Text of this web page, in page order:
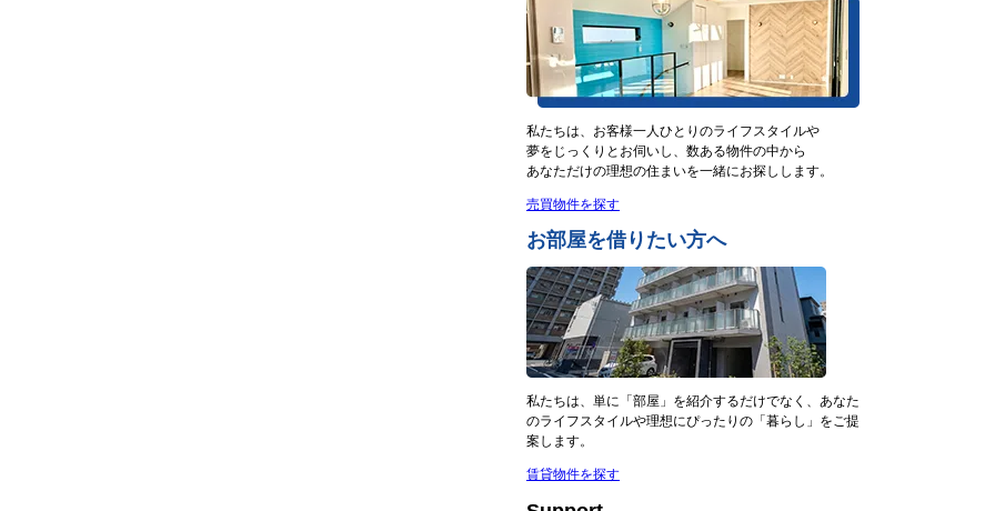
私たちは、お客様一人ひとりのライフスタイルや
夢をじっくりとお伺いし、数ある物件の中から
あなただけの理想の住まいを一緒にお探しします。
売買物件を探す
お部屋を借りたい方へ
私たちは、単に「部屋」を紹介するだけでなく、あなた
のライフスタイルや理想にぴったりの「暮らし」をご提
案します。
賃貸物件を探す